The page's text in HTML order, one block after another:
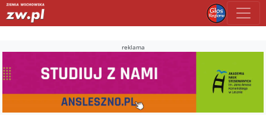
reklama